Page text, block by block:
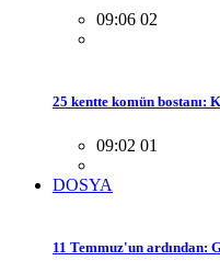
09:06 02
25 kentte komün bostanı:
09:02 01
DOSYA
11 Temmuz'un ardından: